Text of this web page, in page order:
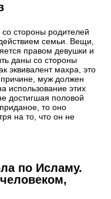
стороны родителей
семьи. Вещи,
правом девушки и
даны со стороны
эквивалент махра, это
муж должен
использование этих
достигшая половой
то оно
на то, что он не
по Исламу.